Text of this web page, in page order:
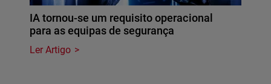
IA tornou-se um requisito operacional
para as equipas de segurança
Ler Artigo